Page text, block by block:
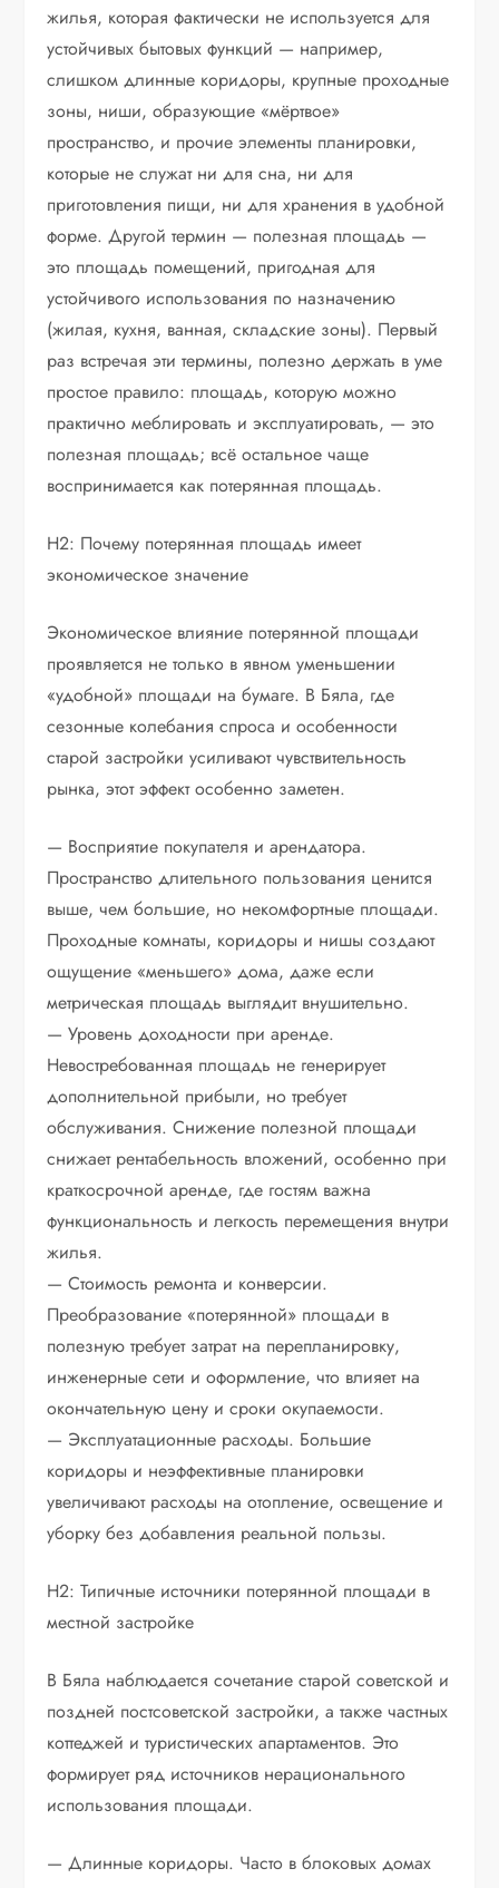
жилья, которая фактически не используется для
устойчивых бытовых функций — например,
слишком длинные коридоры, крупные проходные
зоны, ниши, образующие «мёртвое»
пространство, и прочие элементы планировки,
которые не служат ни для сна, ни для
приготовления пищи, ни для хранения в удобной
форме. Другой термин — полезная площадь —
это площадь помещений, пригодная для
устойчивого использования по назначению
(жилая, кухня, ванная, складские зоны). Первый
раз встречая эти термины, полезно держать в уме
простое правило: площадь, которую можно
практично меблировать и эксплуатировать, — это
полезная площадь; всё остальное чаще
воспринимается как потерянная площадь.
H2: Почему потерянная площадь имеет
экономическое значение
Экономическое влияние потерянной площади
проявляется не только в явном уменьшении
«удобной» площади на бумаге. В Бяла, где
сезонные колебания спроса и особенности
старой застройки усиливают чувствительность
рынка, этот эффект особенно заметен.
— Восприятие покупателя и арендатора.
Пространство длительного пользования ценится
выше, чем большие, но некомфортные площади.
Проходные комнаты, коридоры и нишы создают
ощущение «меньшего» дома, даже если
метрическая площадь выглядит внушительно.
— Уровень доходности при аренде.
Невостребованная площадь не генерирует
дополнительной прибыли, но требует
обслуживания. Снижение полезной площади
снижает рентабельность вложений, особенно при
краткосрочной аренде, где гостям важна
функциональность и легкость перемещения внутри
жилья.
— Стоимость ремонта и конверсии.
Преобразование «потерянной» площади в
полезную требует затрат на перепланировку,
инженерные сети и оформление, что влияет на
окончательную цену и сроки окупаемости.
— Эксплуатационные расходы. Большие
коридоры и неэффективные планировки
увеличивают расходы на отопление, освещение и
уборку без добавления реальной пользы.
H2: Типичные источники потерянной площади в
местной застройке
В Бяла наблюдается сочетание старой советской и
поздней постсоветской застройки, а также частных
коттеджей и туристических апартаментов. Это
формирует ряд источников нерационального
использования площади.
— Длинные коридоры. Часто в блоковых домах